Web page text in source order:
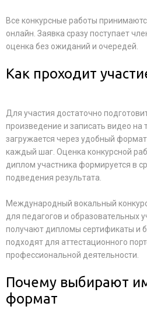
Все конкурсные работы
онлайн. Заявка сразу поступает
оценка без ожиданий и очередей.
Как проходит
Для участия достаточно
произведение и записать видео на
загружается через удобный
каждый шаг. Оценка конкурсной
диплом участника формируется в
подведения результата.
Международный вокальный
для педагогов и образовательных
получают дипломы сертификаты и
подходят для аттестационного
профессиональной деятельности.
Почему выбирают
формат